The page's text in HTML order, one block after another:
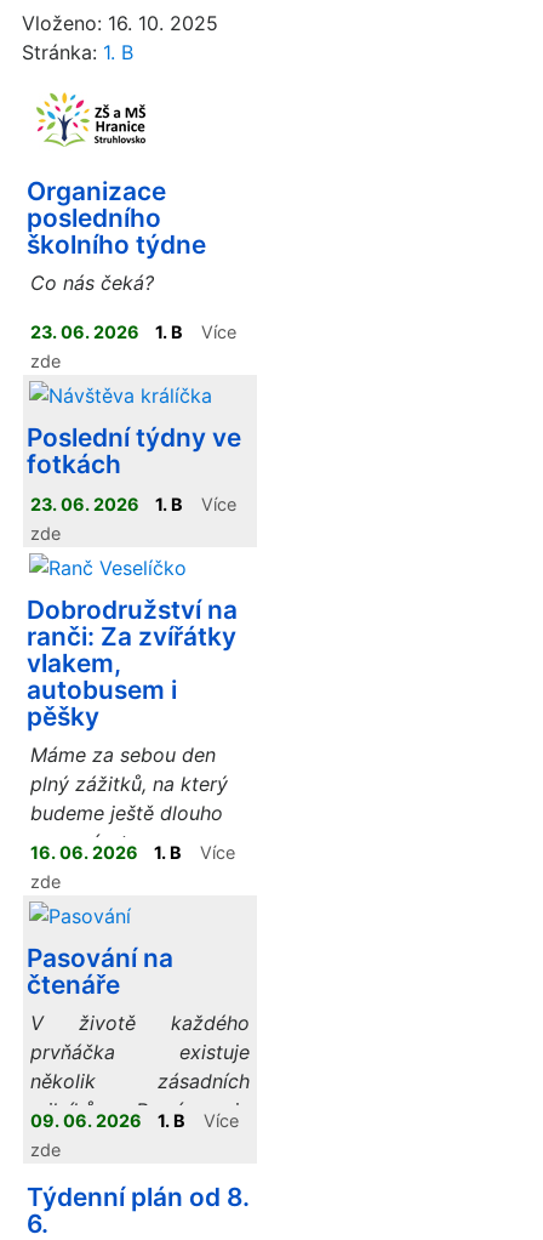
Vloženo: 16. 10. 2025
Stránka: 1. B
Organizace
posledního
školního týdne
Co nás čeká?
23. 06. 2026 1. B
Více
zde
Poslední týdny ve
fotkách
23. 06. 2026 1. B
Více
zde
Dobrodružství na
ranči: Za zvířátky
vlakem,
autobusem i
pěšky
Máme za sebou den
plný zážitků, na který
budeme ještě dlouho
vzpomínat.
16. 06. 2026 1. B
Více
zde
Pasování na
čtenáře
V životě každého
prvňáčka existuje
několik zásadních
milníků. Prvním je
bezesporu nástup do
zádech, tím druhým – a
pro mnohé ještě
09. 06. 2026 1. B
Více
zde
Týdenní plán od 8.
6.